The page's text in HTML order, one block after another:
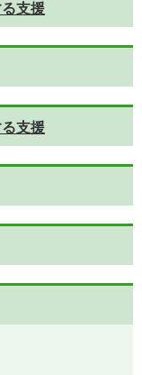
支援
支援